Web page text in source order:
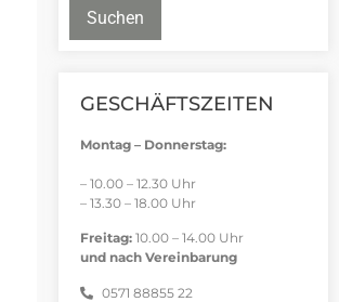
Suchen
GESCHÄFTSZEITEN
Montag – Donnerstag:
– 10.00 – 12.30 Uhr
– 13.30 – 18.00 Uhr
Freitag: 10.00 – 14.00 Uhr
und nach Vereinbarung
0571 88855 22